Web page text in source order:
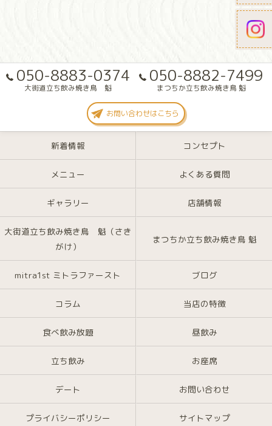
050-8883-0374
大街道立ち飲み焼き鳥 魁
050-8882-7499
まつちか立ち飲み焼き鳥 魁
お問い合わせはこちら
新着情報 コンセプト
メニュー よくある質問
ギャラリー 店舗情報
大街道立ち飲み焼き鳥 魁（さき
がけ）
まつちか立ち飲み焼き鳥 魁
mitra1st ミトラファースト ブログ
コラム 当店の特徴
食べ飲み放題 昼飲み
立ち飲み お座席
デート お問い合わせ
プライバシーポリシー サイトマップ